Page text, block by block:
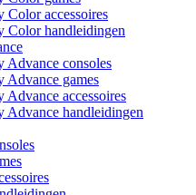
Color accessoires
Color handleidingen
Advance consoles
Advance games
Advance accessoires
Advance handleidingen